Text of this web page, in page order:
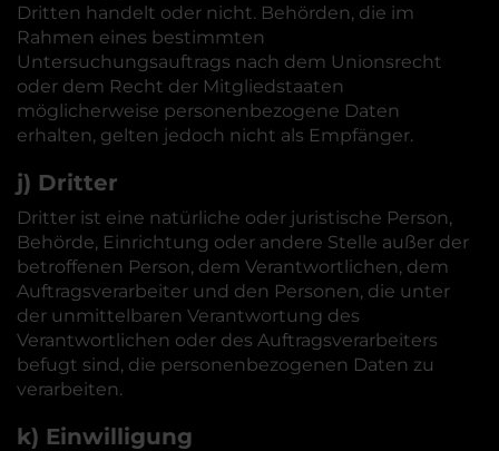
Dritten handelt oder nicht. Behörden, die im
Rahmen eines bestimmten
Untersuchungsauftrags nach dem Unionsrecht
oder dem Recht der Mitgliedstaaten
möglicherweise personenbezogene Daten
erhalten, gelten jedoch nicht als Empfänger.
j) Dritter
Dritter ist eine natürliche oder juristische Person,
Behörde, Einrichtung oder andere Stelle außer der
betroffenen Person, dem Verantwortlichen, dem
Auftragsverarbeiter und den Personen, die unter
der unmittelbaren Verantwortung des
Verantwortlichen oder des Auftragsverarbeiters
befugt sind, die personenbezogenen Daten zu
verarbeiten.
k) Einwilligung